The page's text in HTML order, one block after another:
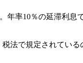
年率10％の延滞利息
法で規定されている